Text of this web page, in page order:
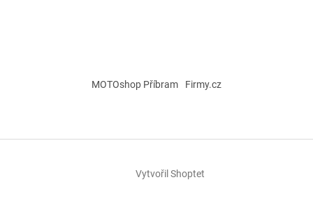
MOTOshop Příbram Firmy.cz
Vytvořil Shoptet